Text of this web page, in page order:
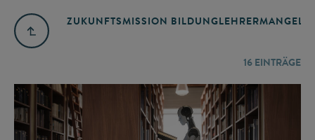
ZUKUNFTSMISSION BILDUNGLEHRERMANGEL
16 EINTRÄGE